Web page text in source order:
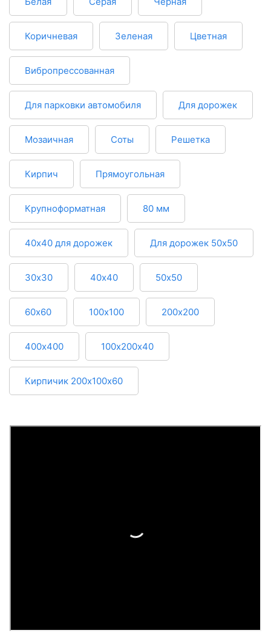
Коричневая Зеленая Цветная
Вибропрессованная
Для парковки автомобиля Для дорожек
Мозаичная Соты Решетка
Кирпич Прямоугольная
Крупноформатная 80 мм
40х40 для дорожек Для дорожек 50х50
30х30 40х40 50х50
60х60 100х100 200х200
400х400 100х200х40
Кирпичик 200х100х60